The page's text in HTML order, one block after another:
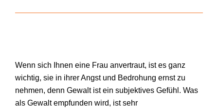
Wenn sich Ihnen eine Frau anvertraut, ist es ganz
wichtig, sie in ihrer Angst und Bedrohung ernst zu
nehmen, denn Gewalt ist ein subjektives Gefühl. Was
als Gewalt empfunden wird, ist sehr